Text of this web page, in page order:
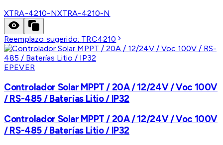
XTRA-4210-NXTRA-4210-N
Reemplazo sugerido: TRC4210
EPEVER
Controlador Solar MPPT / 20A / 12/24V / Voc 100V
/ RS-485 / Baterías Litio / IP32
Controlador Solar MPPT / 20A / 12/24V / Voc 100V
/ RS-485 / Baterías Litio / IP32